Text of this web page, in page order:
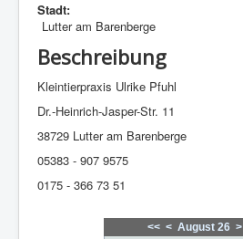
Stadt:
Lutter am Barenberge
Beschreibung
Kleintierpraxis Ulrike Pfuhl
Dr.-Heinrich-Jasper-Str. 11
38729 Lutter am Barenberge
05383 - 907 9575
0175 - 366 73 51
<< < August 26 >